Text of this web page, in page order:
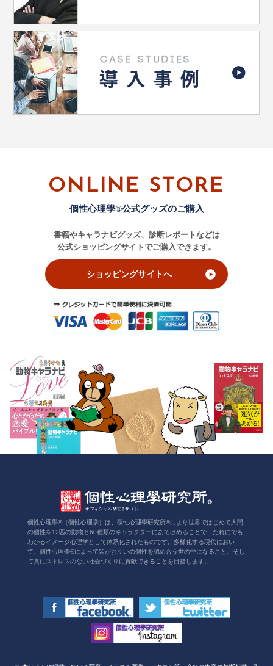
ONLINE STORE
個性心理學®公式グッズのご購入
書籍やキャラナビグッズ、診断レポートなどは
公式ショッピングサイトでご購入できます。
ショッピングサイトへ
個性心理學®（個性心理学）は、個性心理學研究所®により世界ではじめて人間
の個性を12匹の動物と60種類のキャラクターにあてはめることで、だれにでも
わかるイメージ心理学として体系化されたものです。多様化する現代におい
て、個性心理學®によって皆がお互いの個性を認め合う世の中になること、そし
て真にストレスのない社会づくりに貢献できることを目指します。